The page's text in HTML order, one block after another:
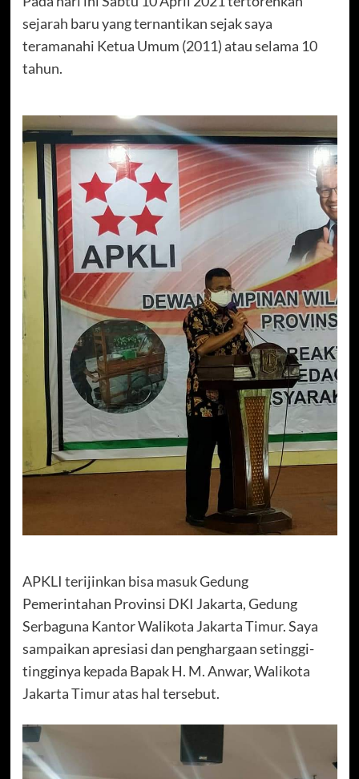
sejarah baru yang ternantikan sejak saya
teramanahi Ketua Umum (2011) atau selama 10
tahun.
APKLI terijinkan bisa masuk Gedung
Pemerintahan Provinsi DKI Jakarta, Gedung
Serbaguna Kantor Walikota Jakarta Timur. Saya
sampaikan apresiasi dan penghargaan setinggi-
tingginya kepada Bapak H. M. Anwar, Walikota
Jakarta Timur atas hal tersebut.